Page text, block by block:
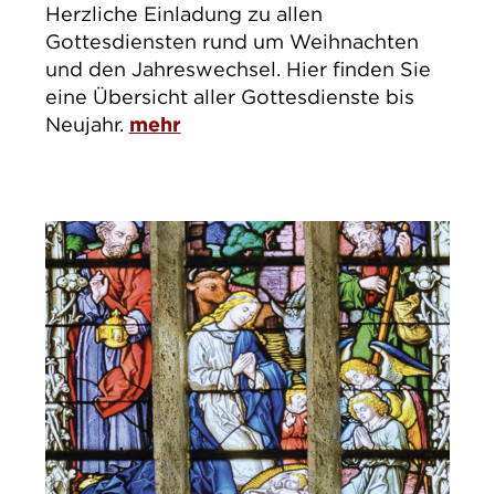
Herzliche Einladung zu allen
Gottesdiensten rund um Weihnachten
und den Jahreswechsel. Hier finden Sie
eine Übersicht aller Gottesdienste bis
Neujahr. mehr